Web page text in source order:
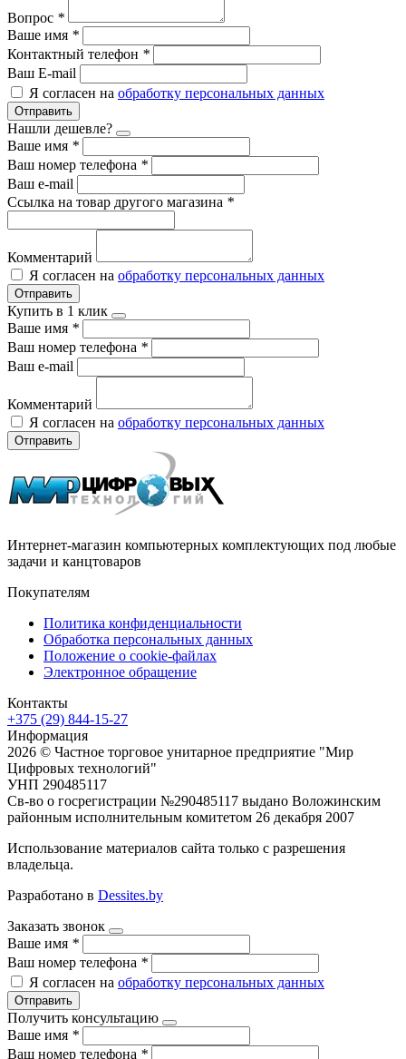
Вопрос *
Ваше имя *
Контактный телефон *
Ваш E-mail
Я согласен на обработку персональных данных
Отправить
Нашли дешевле?
Ваше имя *
Ваш номер телефона *
Ваш e-mail
Ссылка на товар другого магазина *
Комментарий
Я согласен на обработку персональных данных
Отправить
Купить в 1 клик
Ваше имя *
Ваш номер телефона *
Ваш e-mail
Комментарий
Я согласен на обработку персональных данных
Отправить
Интернет-магазин компьютерных комплектующих под любые
задачи и канцтоваров
Покупателям
Политика конфиденциальности
Обработка персональных данных
Положение о cookie-файлах
Электронное обращение
Контакты
+375 (29) 844-15-27
Информация
2026 © Частное торговое унитарное предприятие "Мир
Цифровых технологий"
УНП 290485117
Св-во о госрегистрации №290485117 выдано Воложинским
районным исполнительным комитетом 26 декабря 2007
Использование материалов сайта только с разрешения
владельца.
Разработано в Dessites.by
Заказать звонок
Ваше имя *
Ваш номер телефона *
Я согласен на обработку персональных данных
Отправить
Получить консультацию
Ваше имя *
Ваш номер телефона *